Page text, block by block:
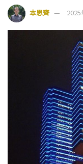
本思齊